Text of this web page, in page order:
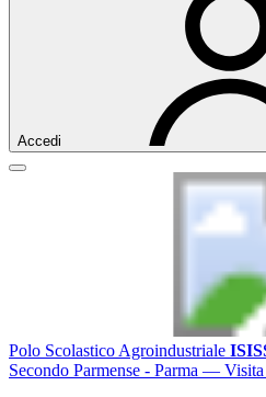
Accedi
Polo Scolastico Agroindustriale
Secondo Parmense - Parma — Visita